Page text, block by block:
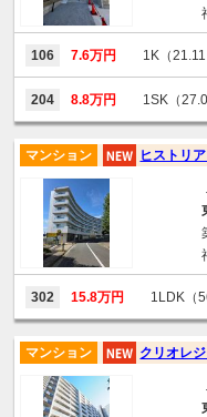
106 7.6万円 1K（
204 8.8万円 1SK（
マンション ヒストリ
302 15.8万円 1LDK（
マンション クリオレ